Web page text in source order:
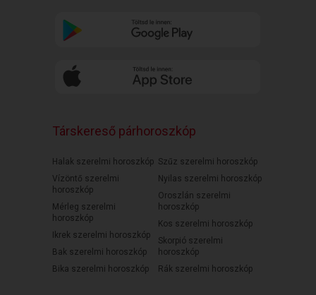
Társkereső párhoroszkóp
Halak szerelmi horoszkóp
Vízöntő szerelmi
horoszkóp
Mérleg szerelmi
horoszkóp
Ikrek szerelmi horoszkóp
Bak szerelmi horoszkóp
Bika szerelmi horoszkóp
Szűz szerelmi horoszkóp
Nyilas szerelmi horoszkóp
Oroszlán szerelmi
horoszkóp
Kos szerelmi horoszkóp
Skorpió szerelmi
horoszkóp
Rák szerelmi horoszkóp